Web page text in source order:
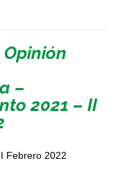
–
2021 – II
Febrero 2022